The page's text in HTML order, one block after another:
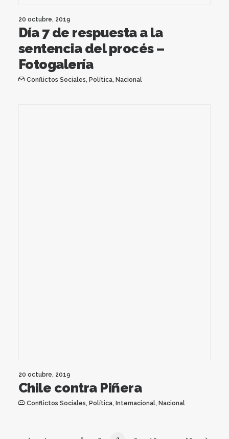
20 octubre, 2019
Día 7 de respuesta a la
sentencia del procés –
Fotogalería
Conflictos Sociales, Política, Nacional
20 octubre, 2019
Chile contra Piñera
Conflictos Sociales, Política, Internacional, Nacional